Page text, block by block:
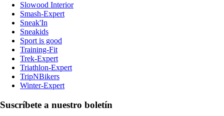
Slowood Interior
Smash-Expert
Sneak'In
Sneakids
Sport is good
Training-Fit
Trek-Expert
Triathlon-Expert
TripNBikers
Winter-Expert
Suscríbete a nuestro boletín